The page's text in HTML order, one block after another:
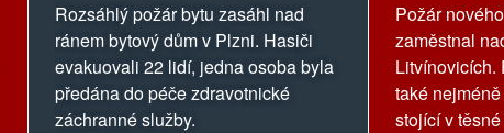
Rozsáhlý požár bytu zasáhl nad
ránem bytový dům v Plzni. Hasiči
evakuovali 22 lidí, jedna osoba byla
předána do péče zdravotnické
záchranné služby.
Požár
zaměstnal
Litvínovicích.
také
stojící v